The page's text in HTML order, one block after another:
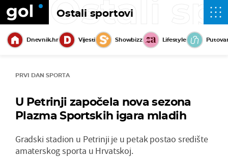
Ostali sportovi
Ostali
Dnevnik.hr Vijesti Showbizz Lifestyle
PRVI DAN SPORTA
U Petrinji započela nova sezona
Plazma Sportskih igara mladih
Gradski stadion u Petrinji je u petak postao središte
amaterskog sporta u Hrvatskoj.